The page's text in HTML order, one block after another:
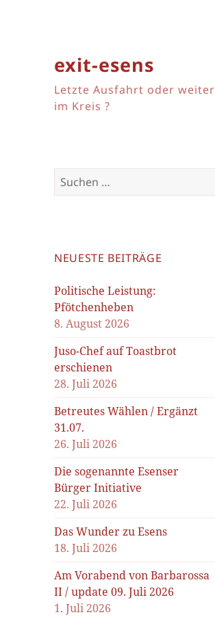
exit-esens
Letzte Ausfahrt oder weiter
im Kreis ?
Suchen
nach:
NEUESTE BEITRÄGE
Politische Leistung:
Pfötchenheben
8. August 2026
Juso-Chef auf Toastbrot
erschienen
28. Juli 2026
Betreutes Wählen / Ergänzt
31.07.
26. Juli 2026
Die sogenannte Esenser
Bürger Initiative
22. Juli 2026
Das Wunder zu Esens
18. Juli 2026
Am Vorabend von Barbarossa
II / update 09. Juli 2026
1. Juli 2026